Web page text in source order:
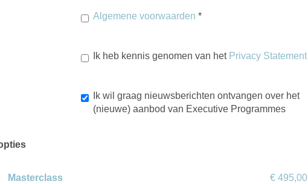
Algemene voorwaarden *
Ik heb kennis genomen van het Privacy Statement
Ik wil graag nieuwsberichten ontvangen over het
(nieuwe) aanbod van Executive Programmes
Masterclass
€ 495,00